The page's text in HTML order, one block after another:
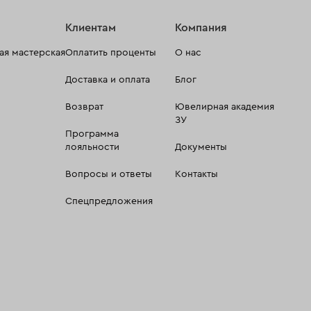
мастерская
Клиентам
Оплатить проценты
Доставка и оплата
Возврат
Программа
лояльности
Вопросы и ответы
Спецпредложения
Компания
О нас
Блог
Ювелирная академия
ЗУ
Документы
Контакты